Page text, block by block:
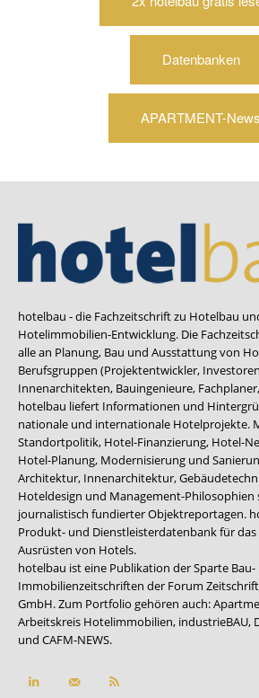
Datenbanken
APARTMENT-News
hotelbau - die Fachzeitschrift zu Hotelbau
Hotelimmobilien-Entwicklung. Die
alle an Planung, Bau und Ausstattung von
Berufsgruppen (Projektentwickler,
Innenarchitekten, Bauingenieure,
hotelbau liefert Informationen und
nationale und internationale Hotelprojekte.
Standortpolitik, Hotel-Finanzierung, Hotel-
Hotel-Planung, Modernisierung und
Architektur, Innenarchitektur,
Hoteldesign und Management-
journalistisch fundierter Objektreportagen.
Produkt- und Dienstleisterdatenbank für das
Ausrüsten von Hotels.
hotelbau ist eine Publikation der Sparte Bau-
Immobilienzeitschriften der Forum
GmbH. Zum Portfolio gehören auch:
Arbeitskreis Hotelimmobilien, industrieBAU,
und CAFM-NEWS.